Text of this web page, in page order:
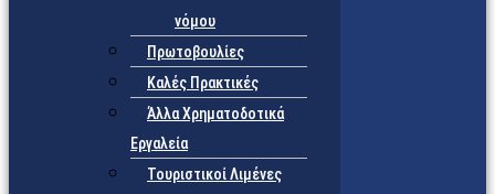
νόμου
Πρωτοβουλίες
Καλές Πρακτικές
Άλλα Χρηματοδοτικά
Εργαλεία
Τουριστικοί Λιμένες